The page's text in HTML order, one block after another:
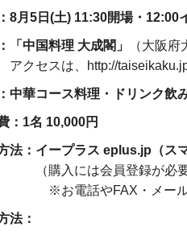
8月5日(土) 11:30開場・12:00
「中国料理 大成閣」
（大阪
セスは、http://taiseikaku.jp/
中華コース料理・ドリンク飲
：1名 10,000円
法：イープラス eplus.jp（ス
入には会員登録が必要で
電話やFAX・メールで
法：